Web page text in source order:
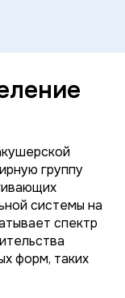
группу
системы на
спектр
форм, таких